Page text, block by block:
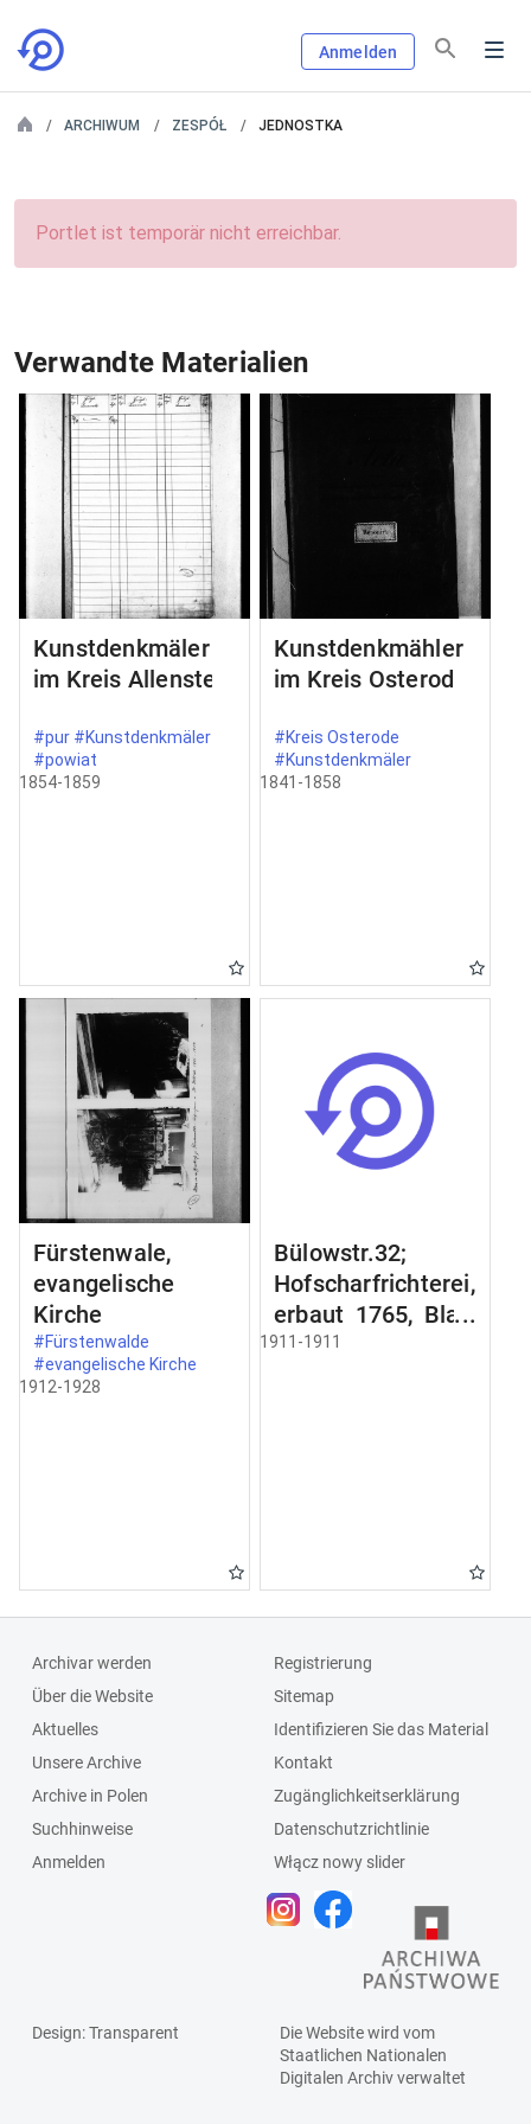
Anmelden
ARCHIWUM ZESPÓŁ JEDNOSTKA
Portlet ist temporär nicht erreichbar.
Verwandte Materialien
Kunstdenkmäler
im Kreis Allenstein
#pur #Kunstdenkmäler
#powiat
1854-1859
Kunstdenkmähler
im Kreis Osterode
#Kreis Osterode
#Kunstdenkmäler
1841-1858
Fürstenwale,
evangelische
Kirche
#Fürstenwalde
#evangelische Kirche
1912-1928
Bülowstr.32;
Hofscharfrichterei,
erbaut 1765, Blatt
2;
Türbekleidung;
Schlagleiste;Fenst
ersprosse
1911-1911
Archivar werden
Über die Website
Aktuelles
Unsere Archive
Archive in Polen
Suchhinweise
Anmelden
Registrierung
Sitemap
Identifizieren Sie das Material
Kontakt
Zugänglichkeitserklärung
Datenschutzrichtlinie
Włącz nowy slider
Design: Transparent
Die Website wird vom
Staatlichen Nationalen
Digitalen Archivverwaltet